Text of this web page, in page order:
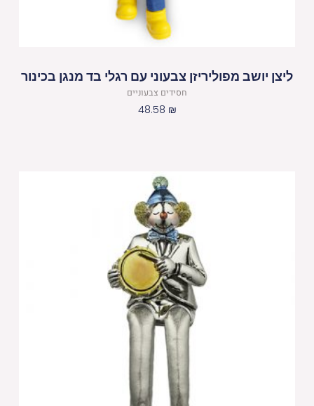
ליצן יושב מפוליריזן צבעוני עם רגלי בד מנגן בכינור
חסידים צבעוניים
48.58 ₪